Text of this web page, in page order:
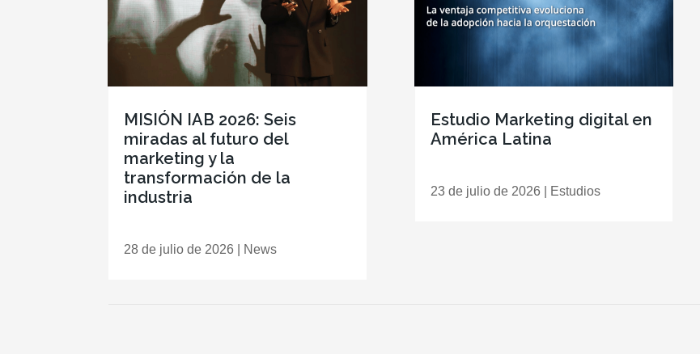
MISIÓN IAB 2026: Seis
miradas al futuro del
marketing y la
transformación de la
industria
28 de julio de 2026 News
Estudio Marketing digital en
América Latina
23 de julio de 2026 Estudios